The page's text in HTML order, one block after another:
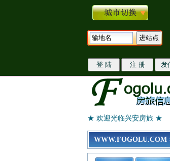
★ 欢迎光临兴安房旅 ★
WWW.FOGOLU.COM